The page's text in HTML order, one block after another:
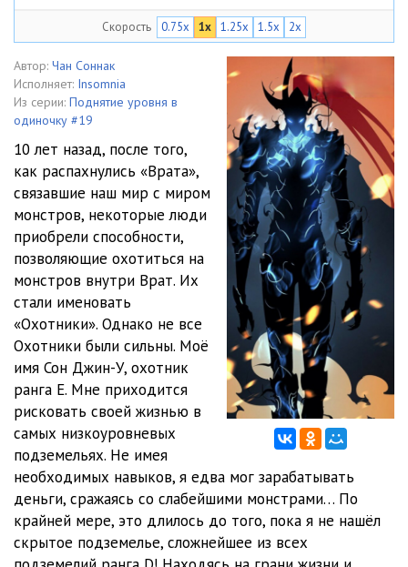
19.6
19.7 19:05
21:32
19.9 18:01
19.10 18:07
19.11 19:08
19.12 22:51
Скорость 0.75x 1x 1.25x 1.5x 2x
Автор: Чан Соннак
Исполняет: Insomnia
Из серии: Поднятие уровня в
одиночку #19
10 лет назад, после того,
как распахнулись «Врата»,
связавшие наш мир с миром
монстров, некоторые люди
приобрели способности,
позволяющие охотиться на
монстров внутри Врат. Их
стали именовать
«Охотники». Однако не все
Охотники были сильны. Моё
имя Сон Джин-У, охотник
ранга Е. Мне приходится
рисковать своей жизнью в
самых низкоуровневых
подземельях. Не имея
необходимых навыков, я едва мог зарабатывать
деньги, сражаясь со слабейшими монстрами… По
крайней мере, это длилось до того, пока я не нашёл
скрытое подземелье, сложнейшее из всех